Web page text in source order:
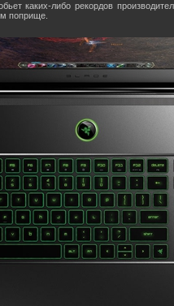
каких-либо рекордов
поприще.